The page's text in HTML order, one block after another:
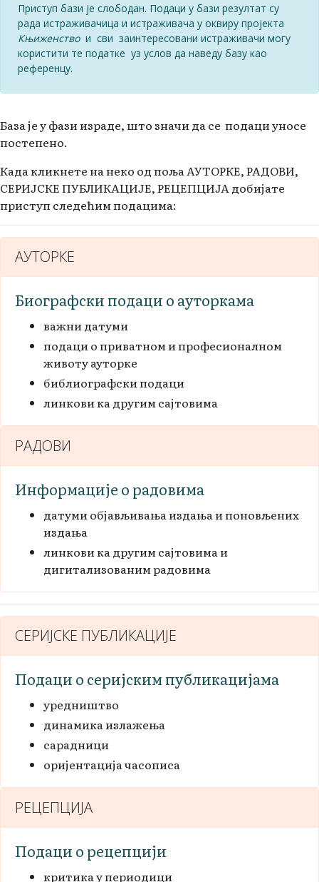
Приступ бази је слободан. Подаци у бази резултат су
рада истраживачица и истраживача у оквиру пројекта
Књиженство и сви заинтересовани истраживачи могу
користити те податке уз услов да наведу базу као
референцу.
База је у фази израде, што значи да се подаци уносе
постепено.
Када кликнете на неко од поља АУТОРКЕ, РАДОВИ,
СЕРИЈСКЕ ПУБЛИКАЦИЈЕ, РЕЦЕПЦИЈА добијате
приступ следећим подацима:
АУТОРКЕ
Биографски подаци о ауторкама
важни датуми
подаци о приватном и професионалном
животу ауторке
библиографски подаци
линкови ка другим сајтовима
РАДОВИ
Информације о радовима
датуми објављивања издања и поновљених
издања
линкови ка другим сајтовима и
дигитализованим радовима
СЕРИЈСКЕ ПУБЛИКАЦИЈЕ
Подаци о серијским публикацијама
уредништво
динамика излажења
сарадници
оријентација часописа
РЕЦЕПЦИЈА
Подаци о рецепцији
критика у периодици